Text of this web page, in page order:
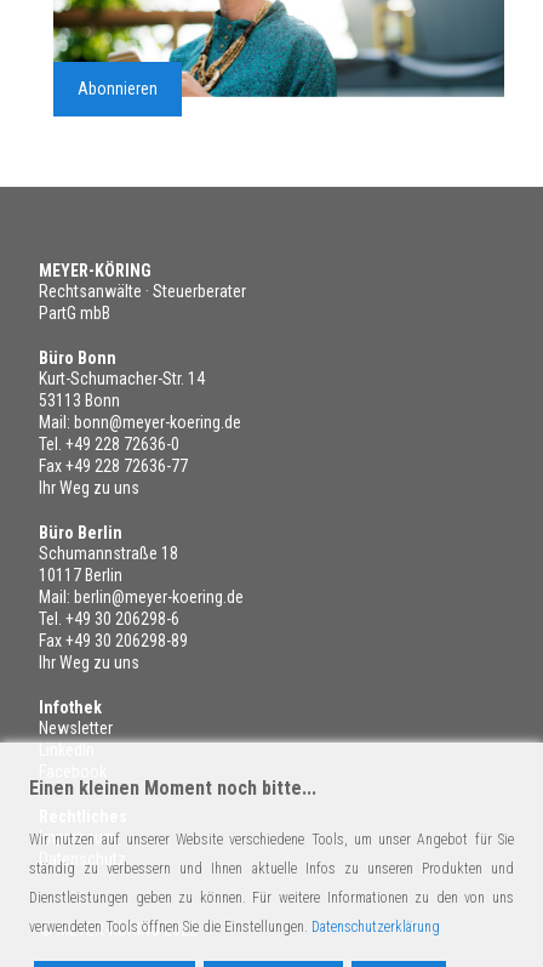
Abonnieren
MEYER-KÖRING
Rechtsanwälte · Steuerberater
PartG mbB
Büro Bonn
Kurt-Schumacher-Str. 14
53113 Bonn
Mail: bonn@meyer-koering.de
Tel. +49 228 72636-0
Fax +49 228 72636-77
Ihr Weg zu uns
Büro Berlin
Schumannstraße 18
10117 Berlin
Mail: berlin@meyer-koering.de
Tel. +49 30 206298-6
Fax +49 30 206298-89
Ihr Weg zu uns
Infothek
Newsletter
Impressum
Datenschutz
© MEYER-KÖRING 2022
Einen kleinen Moment noch bitte...
Wir nutzen auf unserer Website verschiedene Tools, um unser Angebot für Sie
ständig zu verbessern und Ihnen aktuelle Infos zu unseren Produkten und
Dienstleistungen geben zu können. Für weitere Informationen zu den von uns
verwendeten Tools öffnen Sie die Einstellungen. Datenschutzerklärung